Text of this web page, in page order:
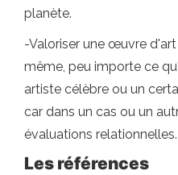
planète.
-Valoriser une œuvre
même, peu importe ce
artiste célèbre ou un
car dans un cas ou un
évaluations relationnelles.
Les références